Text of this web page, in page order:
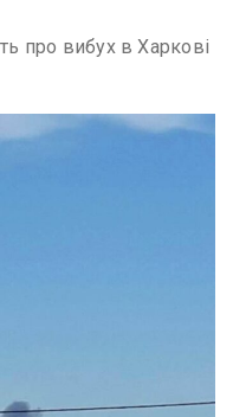
про вибух в Харкові